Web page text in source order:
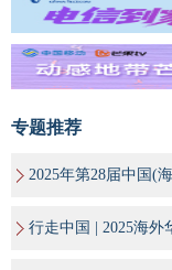
专题推荐
2025年第28届中国(
行走中国 | 2025海外